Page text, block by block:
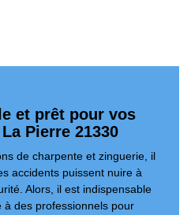
et prêt pour vos
Pierre 21330
de charpente et zinguerie, il
accidents puissent nuire à
Alors, il est indispensable
des professionnels pour